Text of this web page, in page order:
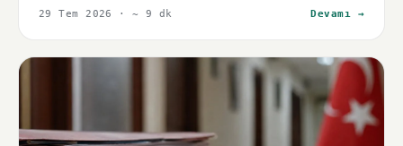
planlamanın önemi.
29 Tem 2026 · ~ 9 dk Devamı →